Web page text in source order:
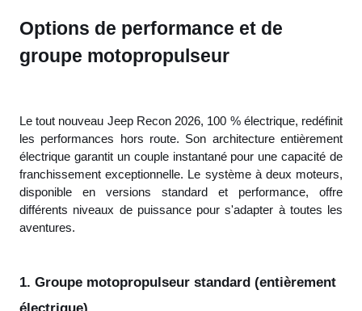
Options de performance et de
groupe motopropulseur
Le tout nouveau Jeep Recon 2026, 100 % électrique, redéfinit
les performances hors route. Son architecture entièrement
électrique garantit un couple instantané pour une capacité de
franchissement exceptionnelle. Le système à deux moteurs,
disponible en versions standard et performance, offre
différents niveaux de puissance pour s'adapter à toutes les
aventures.
1. Groupe motopropulseur standard (entièrement
électrique)